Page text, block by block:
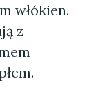
włókien.
z